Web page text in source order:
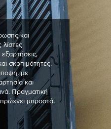
και
λίστες
σκοπιμότητες.
με
και
Πραγματική
μπροστά,